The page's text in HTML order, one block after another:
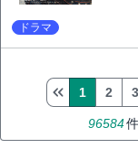
ドラマ
96584
1 2 3